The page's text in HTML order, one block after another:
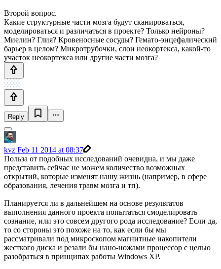
Второй вопрос.
Какие структурные части мозга будут сканироваться,
моделироваться и различаться в проекте? Только нейроны?
Миелин? Глия? Кровеносные сосуды? Гемато-энцефалический
барьер в целом? Микротрубочки, слои неокортекса, какой-то
участок неокортекса или другие части мозга?
Reply
kvz Feb 11 2014 at 08:37
Польза от подобных исследований очевидна, и мы даже
представить сейчас не можем количество возможных
открытий, которые изменят нашу жизнь (например, в сфере
образования, лечения травм мозга и тп).
Планируется ли в дальнейшем на основе результатов
выполнения данного проекта попытаться смоделировать
сознание, или это совсем другого рода исследование? Если да,
то со стороны это похоже на то, как если бы мы
рассматривали под микроскопом магнитные накопители
жесткого диска и резали бы нано-ножами процессор с целью
разобраться в принципах работы Windows XP.